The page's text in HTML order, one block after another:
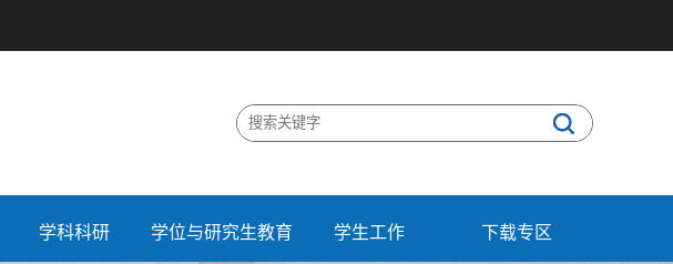
学科科研 学位与研究生教育 学生工作 下载专区